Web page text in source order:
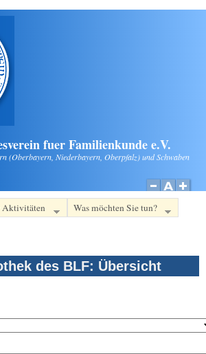
fuer Familienkunde e.V.
(Oberbayern, Niederbayern, Oberpfalz) und Schwaben
Aktivitäten
Was möchten Sie tun?
des BLF: Übersicht